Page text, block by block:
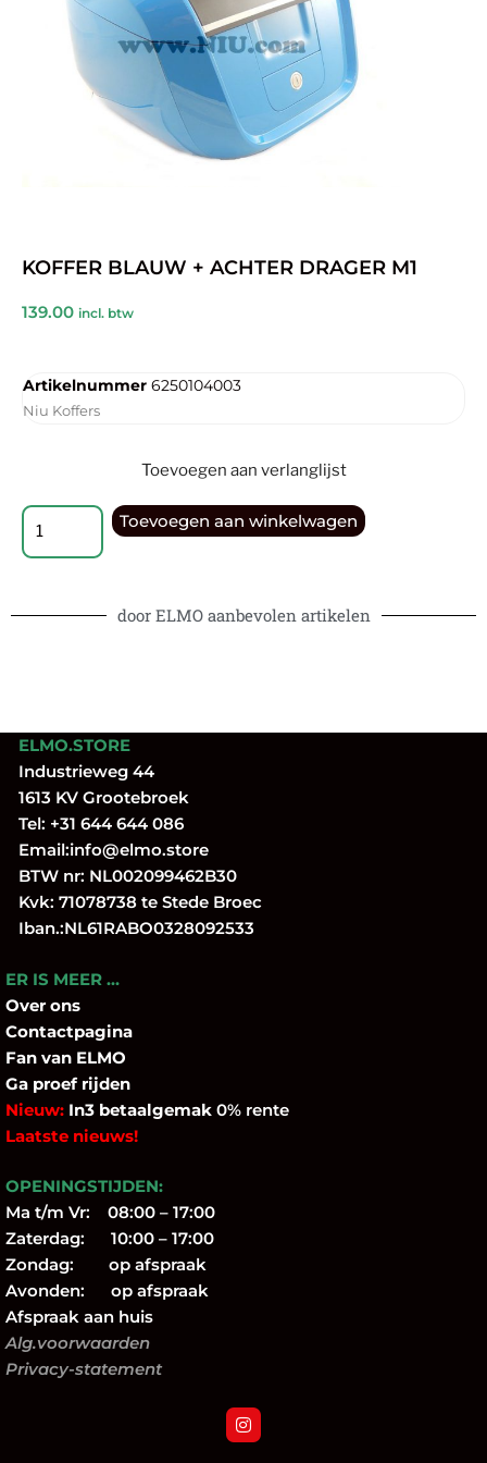
KOFFER BLAUW + ACHTER DRAGER M1
139.00 incl. btw
Artikelnummer 6250104003
Niu Koffers
Toevoegen aan verlanglijst
Toevoegen aan winkelwagen
door ELMO aanbevolen artikelen
ELMO.STORE
Industrieweg 44
1613 KV Grootebroek
Tel: +31 644 644 086
Email:info@elmo.store
BTW nr: NL002099462B30
Kvk: 71078738 te Stede Broec
Iban.:NL61RABO0328092533
ER IS MEER …
Over ons
Contactpagina
Fan van ELMO
Ga proef rijden
Nieuw: In3 betaalgemak 0% rente
Laatste nieuws!
OPENINGSTIJDEN:
Ma t/m Vr: 08:00 – 17:00
Zaterdag: 10:00 – 17:00
Zondag: op afspraak
Avonden: op afspraak
Afspraak aan huis
Alg.voorwaarden
Privacy-statement